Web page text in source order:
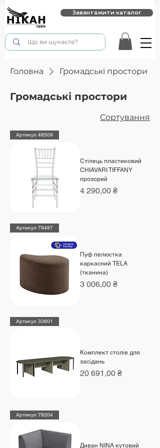
Завантажити каталог
Головна Громадські простори
Громадські простори
Сортування
Артикул 48509
Стілець пластиковий
CHIAVARI TIFFANY
прозорий
Ціна
4 290,00 ₴
Артикул 79497
Пуф пелюстка
каркасний TELA
(тканина)
Ціна
3 006,00 ₴
Артикул 33601
Комплект столів для
засідань
Ціна
20 691,00 ₴
Артикул 79204
Диван NINA кутовий